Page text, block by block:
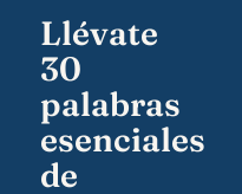
Llévate
30
palabras
esenciales
de